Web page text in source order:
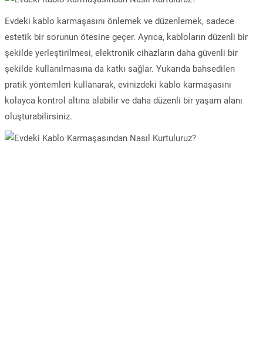
Evdeki kablo karmaşasını önlemek ve düzenlemek, sadece
estetik bir sorunun ötesine geçer. Ayrıca, kabloların düzenli bir
şekilde yerleştirilmesi, elektronik cihazların daha güvenli bir
şekilde kullanılmasına da katkı sağlar. Yukarıda bahsedilen
pratik yöntemleri kullanarak, evinizdeki kablo karmaşasını
kolayca kontrol altına alabilir ve daha düzenli bir yaşam alanı
oluşturabilirsiniz.